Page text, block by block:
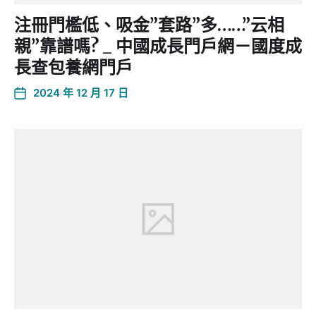
注冊門檻低、吸金”套路”多……”云相
親”靠譜嗎? _ 中國成長門戶網－國度成
長查包養網門戶
2024 年 12 月 17 日